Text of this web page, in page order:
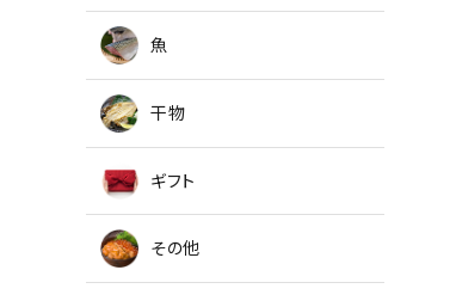
魚
干物
ギフト
その他